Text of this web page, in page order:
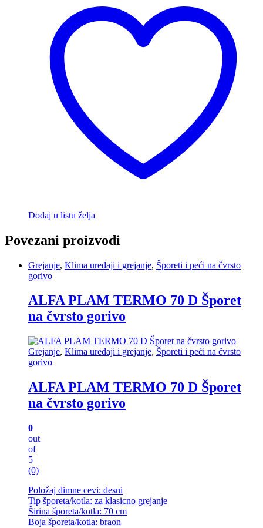
Dodaj u listu želja
Povezani proizvodi
Grejanje, Klima uređaji i grejanje, Šporeti i peći na čvrsto
gorivo
ALFA PLAM TERMO 70 D Šporet
na čvrsto gorivo
Grejanje, Klima uređaji i grejanje, Šporeti i peći na čvrsto
gorivo
ALFA PLAM TERMO 70 D Šporet
na čvrsto gorivo
0
out
of
5
(0)
Položaj dimne cevi: desni
Tip šporeta/kotla: za klasicno grejanje
Širina šporeta/kotla: 70 cm
Boja šporeta/kotla: braon